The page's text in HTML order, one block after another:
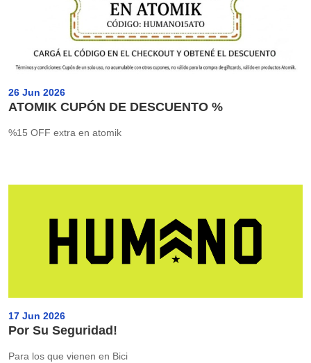
26 Jun 2026
ATOMIK CUPÓN DE DESCUENTO %
%15 OFF extra en atomik
17 Jun 2026
Por Su Seguridad!
Para los que vienen en Bici